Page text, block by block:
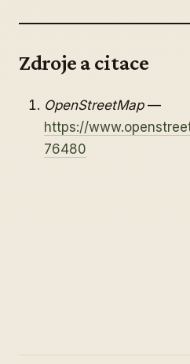
Zdroje a citace
OpenStreetMap—
https://
76480